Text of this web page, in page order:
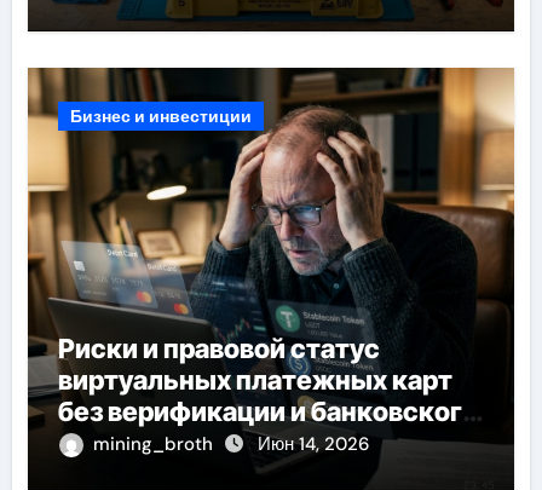
Бизнес и инвестиции
Риски и правовой статус
виртуальных платежных карт
без верификации и банковского
участия с пополнением
mining_broth Июн 14, 2026